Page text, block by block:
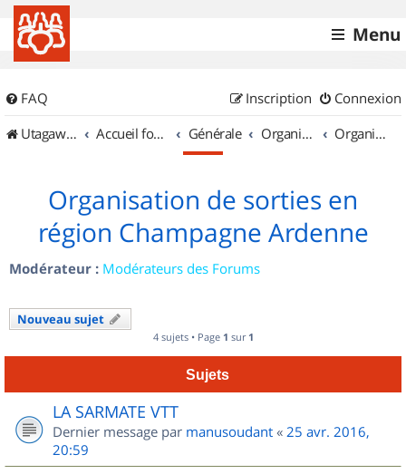
Menu
FAQ Connexion
Inscription
UtagawaVTT (Randos VTT et VTTAE avec traces GPS)
Accueil forum Générale Organisation de sorties & Recherche de partenaires Organisation de sorties en région Champagne Ardenne
Organisation de sorties en
région Champagne Ardenne
Modérateur : Modérateurs des Forums
Nouveau sujet
4 sujets • Page 1 sur 1
Sujets
LA SARMATE VTT
Dernier message par manusoudant « 25 avr. 2016,
20:59